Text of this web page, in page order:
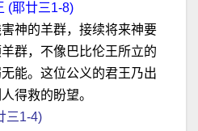
(耶廿三1-8)
神的羊群，接续将来神要
群，不像巴比伦王所立的
能。这位公义的君王乃出
得救的盼望。
三1-4)